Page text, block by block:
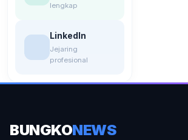
lengkap
LinkedIn
Jejaring
profesional
BUNGKONEWS